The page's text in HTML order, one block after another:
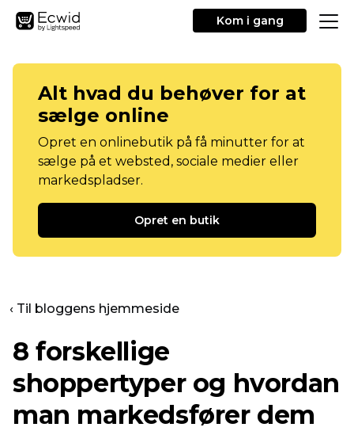
Kom i gang
Alt hvad du behøver for at
sælge online
Opret en onlinebutik på få minutter for at
sælge på et websted, sociale medier eller
markedspladser.
Opret en butik
‹ Til bloggens hjemmeside
8 forskellige
shoppertyper og hvordan
man markedsfører dem